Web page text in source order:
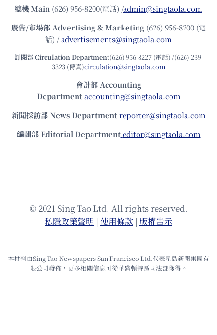
總機Main (626) 956-8200(電話) /admin@singtaola.com
廣告/市場部Advertising & Marketing (626) 956-8200 (電
話) /advertisements@singtaola.com
訂閱部 Circulation Department(626) 956-8227 (電話) /(626) 239-
3323 (傳真)circulation@singtaola.com
會計部 Accounting
Department accounting@singtaola.com
新聞採訪部 News Department reporter@singtaola.com
編輯部 Editorial Department editor@singtaola.com
© 2021 Sing Tao Ltd. All rights reserved.
私隱政策聲明 | 使⽤條款 | 版權告⽰
本材料由Sing Tao Newspapers San Francisco Ltd.代表星島新聞集團有
限公司發佈，更多相關信息可從華盛頓特區司法部獲得。